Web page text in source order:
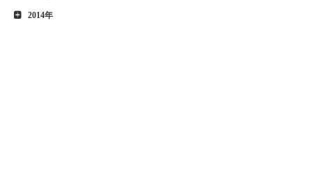
2014年